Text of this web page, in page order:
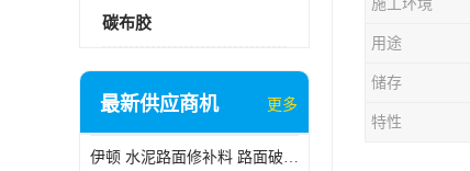
碳布胶
最新供应商机 更多
伊顿 水泥路面修补料 路面破损起皮快速修补 2小时通车
施工环境
用途
储存
特性